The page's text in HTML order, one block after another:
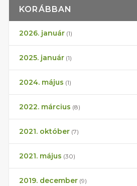
KORÁBBAN
2026. január (1)
2025. január (1)
2024. május (1)
2022. március (8)
2021. október (7)
2021. május (30)
2019. december (9)